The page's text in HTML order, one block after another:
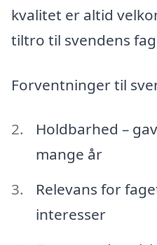
kvalitet er altid
tiltro til svendens
Forventninger til
Holdbarhed –
mange år
Relevans for
interesser